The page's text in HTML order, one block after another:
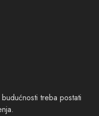
treba postati